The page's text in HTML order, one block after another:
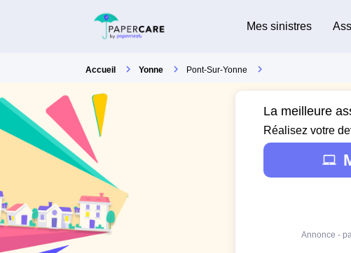
Mes sinistres
Accueil Yonne Pont-Sur-Yonne
La meilleure
Réalisez votre
Annonce -